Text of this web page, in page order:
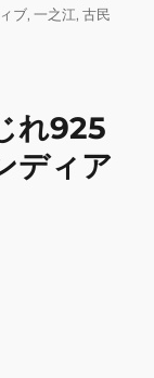
グ
ブ,一之江,古民
れ925
ディア